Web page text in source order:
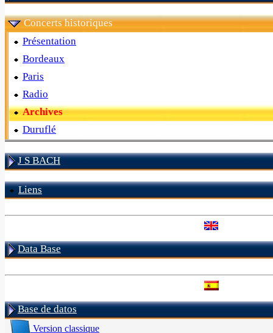
Concerts historiques
Présentation
Bordeaux
Paris
Radio
Archives
Duruflé
J S BACH
Liens
Data Base
Base de datos
Version classique